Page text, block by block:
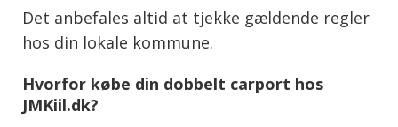
Det anbefales altid at tjekke gældende regler
hos din lokale kommune.
Hvorfor købe din dobbelt carport hos
JMKiil.dk?